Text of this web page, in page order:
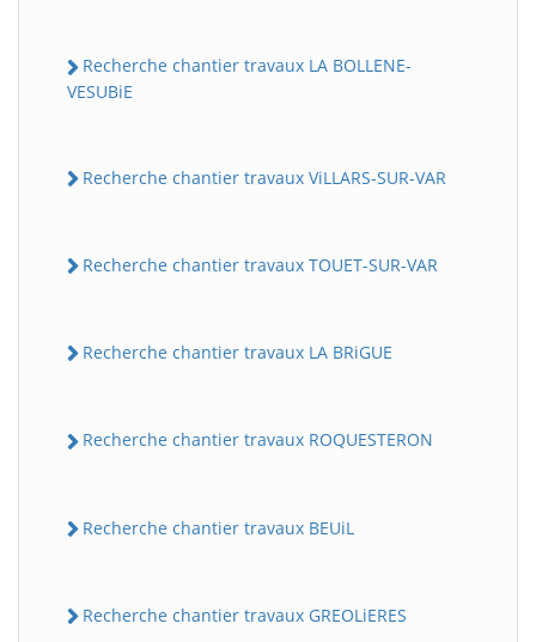
Recherche chantier travaux LA BOLLENE-
VESUBiE
Recherche chantier travaux ViLLARS-SUR-VAR
Recherche chantier travaux TOUET-SUR-VAR
Recherche chantier travaux LA BRiGUE
Recherche chantier travaux ROQUESTERON
Recherche chantier travaux BEUiL
Recherche chantier travaux GREOLiERES